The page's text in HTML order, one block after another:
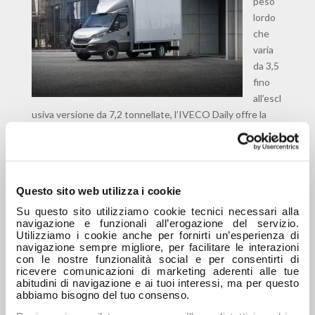
Questo sito web utilizza i cookie
Su questo sito utilizziamo cookie tecnici necessari alla
navigazione e funzionali all’erogazione del servizio.
Utilizziamo i cookie anche per fornirti un’esperienza di
navigazione sempre migliore, per facilitare le interazioni
con le nostre funzionalità social e per consentirti di
ricevere comunicazioni di marketing aderenti alle tue
abitudini di navigazione e ai tuoi interessi, ma per questo
abbiamo bisogno del tuo consenso.
lordo
che
varia
da 3,5
fino
all’escl
usiva versione da 7,2 tonnellate, l’IVECO Daily offre la
gamma di veicoli commerciali più flessibile nel proprio
segmento di mercato. È disponibile in versione furgone
posteriori singole o gemellate e trasmissioni 4×4 con una
varietà di passi. L’IVECO Daily èpronto ad affrontare
qualsiasi missionegrazie al robusto telaio a longheroni
che consente un carico utile di 4,9 tonnellate nella
versione cabinata e un volume di carico di 19,6 m3 , la
migliore della categoria, nella versione furgone lastrato, il
tutto mantenendo una postazione di guida simile a quella